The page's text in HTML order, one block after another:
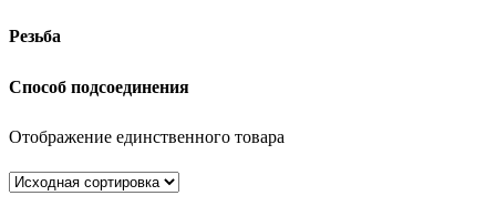
Резьба
Способ подсоединения
Отображение единственного товара